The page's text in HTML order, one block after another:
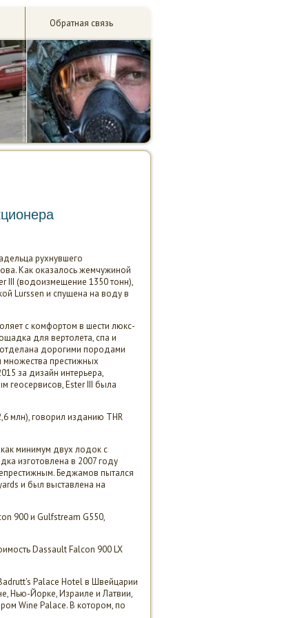
Обратная связь
рухнувшего
Как оказалось жемчужиной
III (водоизмещение 1350 тонн),
Lurssen и спущена на воду в
с комфортом в шести люкс-
для вертолета, спа и
дорогими породами
множества престижных
за дизайн интерьера,
геосервисов, Ester III была
млн), говорил изданию THR
минимум двух лодок с
изготовлена в 2007 году
Беджамов пытался
и был выставлена на
900 и Gulfstream G550,
Dassault Falcon 900 LX
Palace Hotel в Швейцарии
Нью-Йорке, Израиле и Латвии,
Wine Palace. В котором, по